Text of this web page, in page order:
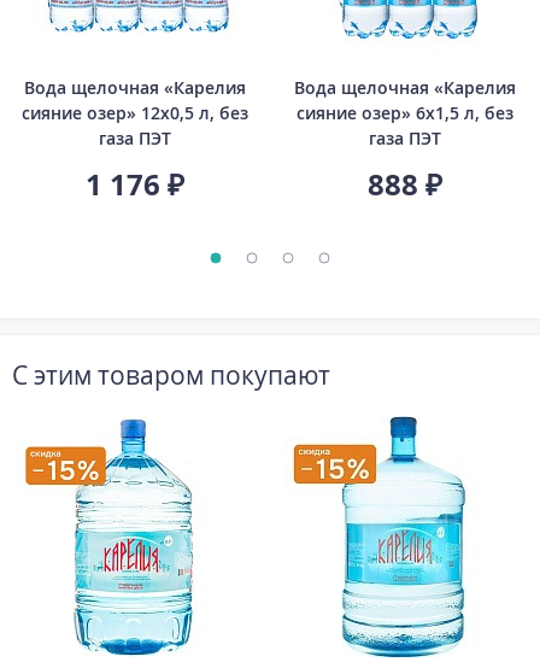
Вода щелочная «Карелия
сияние озер» 12х0,5 л, без
газа ПЭТ
1 176 ₽
Вода щелочная «Карелия
сияние озер» 6х1,5 л, без
газа ПЭТ
888 ₽
С этим товаром покупают